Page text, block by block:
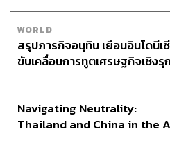
หัวใจสำคัญของการจัดการน้ำข
องค์ความรู้เข้ากับเทคโนโลยีอั
Wetland) ซึ่งใช้กระบวนการธ
น้ำ ไปจนถึงระบบบริหารจัดการ
ควบคุมกลาง UOC (Unified
WORLD
สรุปภารกิจอนุทิน เยือนอินโดนีเ
ขับเคลื่อนการทูตเศรษฐกิจเชิงรุ
Navigating Neutrality:
Thailand and China in the